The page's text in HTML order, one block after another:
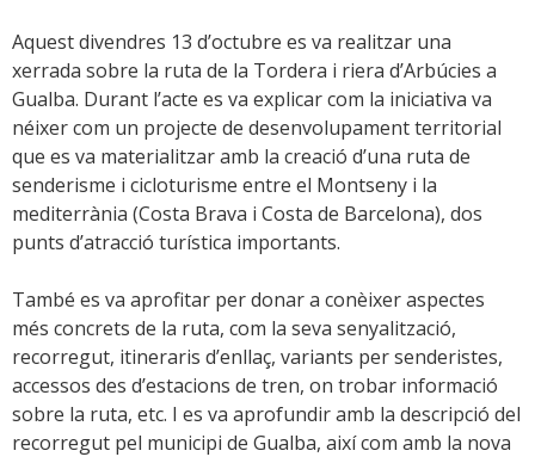
Aquest divendres 13 d’octubre es va realitzar una
xerrada sobre la ruta de la Tordera i riera d’Arbúcies a
Gualba. Durant l’acte es va explicar com la iniciativa va
néixer com un projecte de desenvolupament territorial
que es va materialitzar amb la creació d’una ruta de
senderisme i cicloturisme entre el Montseny i la
mediterrània (Costa Brava i Costa de Barcelona), dos
punts d’atracció turística importants.
També es va aprofitar per donar a conèixer aspectes
més concrets de la ruta, com la seva senyalització,
recorregut, itineraris d’enllaç, variants per senderistes,
accessos des d’estacions de tren, on trobar informació
sobre la ruta, etc. I es va aprofundir amb la descripció del
recorregut pel municipi de Gualba, així com amb la nova